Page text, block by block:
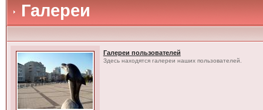
Галереи
Галереи пользователей
Здесь находятся галереи наших пользователей.